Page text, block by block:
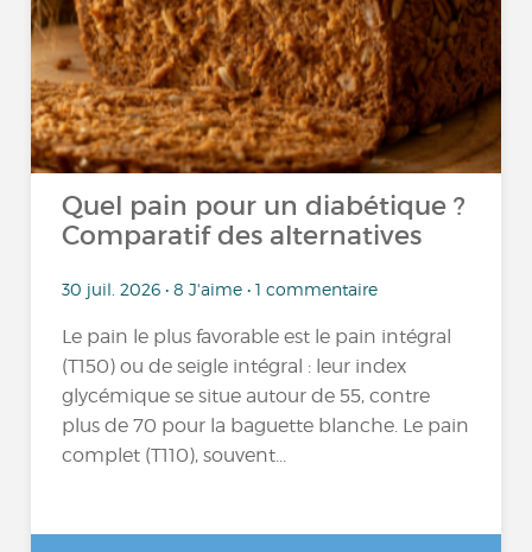
Quel pain pour un diabétique ?
Comparatif des alternatives
30 juil. 2026 • 8 J'aime • 1 commentaire
Le pain le plus favorable est le pain intégral
(T150) ou de seigle intégral : leur index
glycémique se situe autour de 55, contre
plus de 70 pour la baguette blanche. Le pain
complet (T110), souvent...